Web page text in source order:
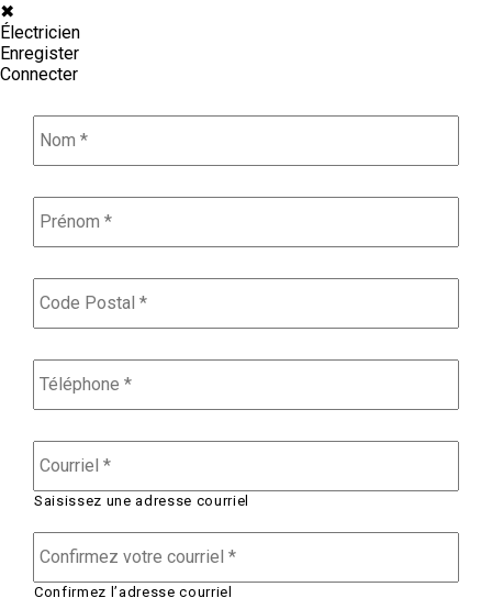
✖
Électricien
Enregister
Connecter
Nom *
Prénom *
Code
Postal *
Téléphone *
Courriel *
Saisissez une adresse courriel
Confirmez l’adresse courriel